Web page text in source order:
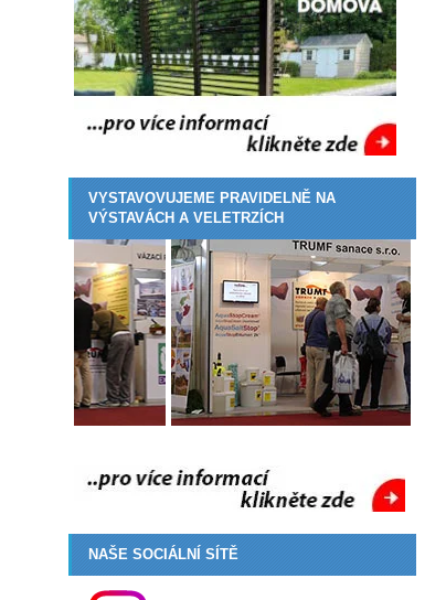
VYSTAVOVUJEME PRAVIDELNĚ NA
VÝSTAVÁCH A VELETRZÍCH
NAŠE SOCIÁLNÍ SÍTĚ